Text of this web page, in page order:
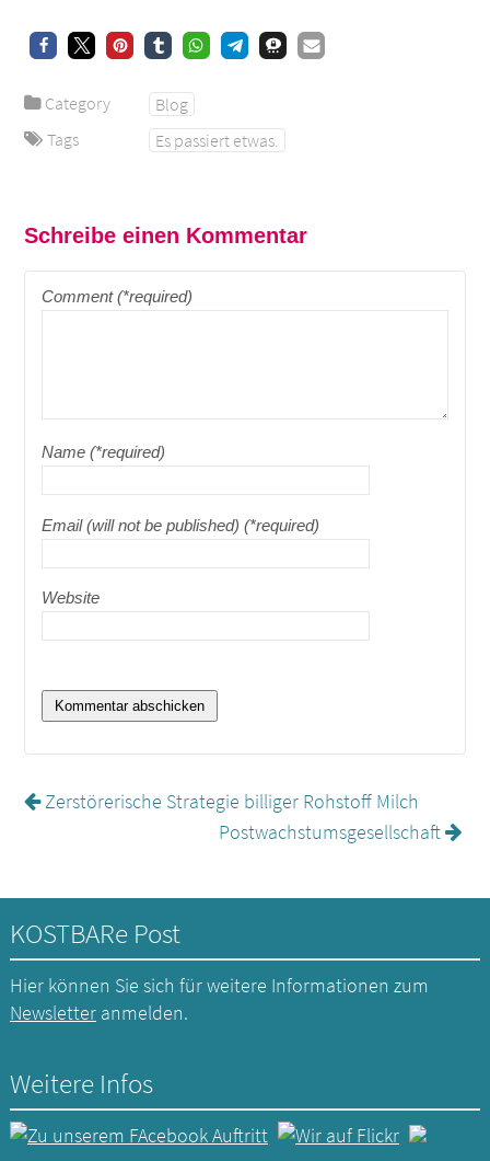
Category
Blog
Tags
Es passiert etwas.
Schreibe einen Kommentar
Comment (*required)
Name (*required)
Email (will not be published) (*required)
Website
Zerstörerische Strategie billiger Rohstoff Milch
Postwachstumsgesellschaft
KOSTBARe Post
Hier können Sie sich für weitere Informationen zum
Newsletteranmelden.
Weitere Infos